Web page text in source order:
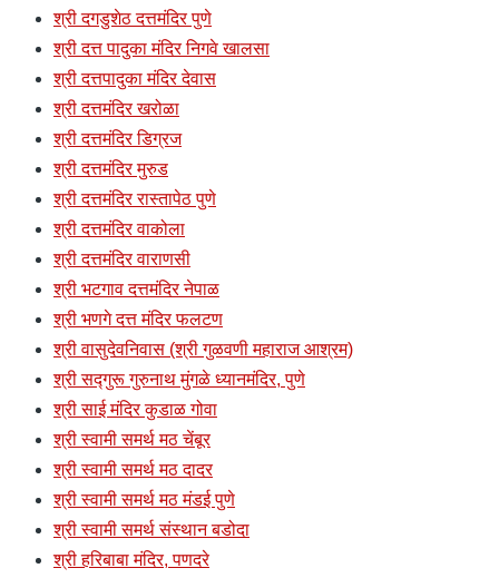
श्री दगडुशेठ दत्तमंदिर पुणे
श्री दत्त पादुका मंदिर निगवे खालसा
श्री दत्तपादुका मंदिर देवास
श्री दत्तमंदिर खरोळा
श्री दत्तमंदिर डिग्रज
श्री दत्तमंदिर मुरुड
श्री दत्तमंदिर रास्तापेठ पुणे
श्री दत्तमंदिर वाकोला
श्री दत्तमंदिर वाराणसी
श्री भटगाव दत्तमंदिर नेपाळ
श्री भणगे दत्त मंदिर फलटण
श्री वासुदेवनिवास (श्री गुळवणी महाराज आश्रम)
श्री सद्गुरू गुरुनाथ मुंगळे ध्यानमंदिर, पुणे
श्री साई मंदिर कुडाळ गोवा
श्री स्वामी समर्थ मठ चेंबूर
श्री स्वामी समर्थ मठ दादर
श्री स्वामी समर्थ मठ मंडई पुणे
श्री स्वामी समर्थ संस्थान बडोदा
श्री हरिबाबा मंदिर, पणदरे